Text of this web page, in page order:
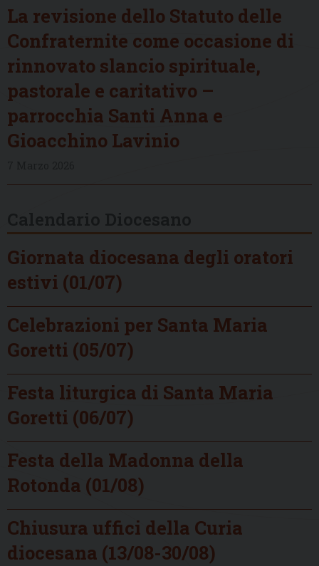
La revisione dello Statuto delle
Confraternite come occasione di
rinnovato slancio spirituale,
pastorale e caritativo –
parrocchia Santi Anna e
Gioacchino Lavinio
Giornata diocesana degli oratori
estivi (01/07)
Celebrazioni per Santa Maria
Goretti (05/07)
Festa liturgica di Santa Maria
Goretti (06/07)
Festa della Madonna della
Rotonda (01/08)
Chiusura uffici della Curia
diocesana (13/08-30/08)